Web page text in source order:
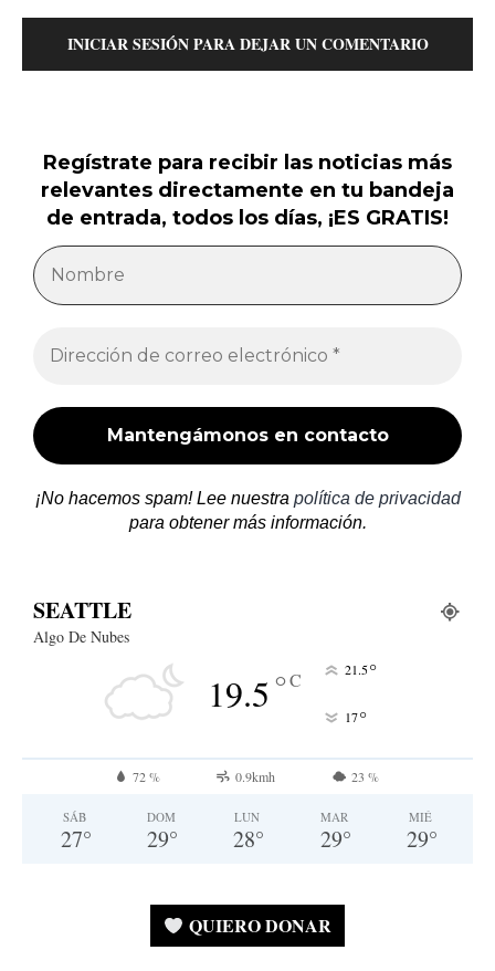
INICIAR SESIÓN PARA DEJAR UN COMENTARIO
Regístrate para recibir las noticias más
relevantes directamente en tu bandeja
de entrada, todos los días, ¡ES GRATIS!
¡No hacemos spam! Lee nuestra política de privacidad
para obtener más información.
SEATTLE
Algo De Nubes
19.5°C 21.5°
17°
72 % 0.9kmh 23 %
SÁB
27°
DOM
29°
LUN
28°
MAR
29°
MIÉ
29°
QUIERO DONAR